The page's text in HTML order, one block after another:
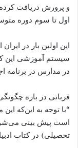
و پرورش دریافت
اول تا سوم دوره
این اولین بار در
سیستم آموزشی این
در مدارس در برنامه
قربانی در باره
“با توجه به این‌که
تحصیلی) در کتاب